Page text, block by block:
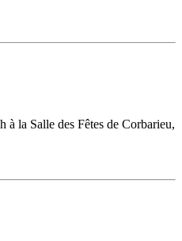
à la Salle des Fêtes de Corbarieu,